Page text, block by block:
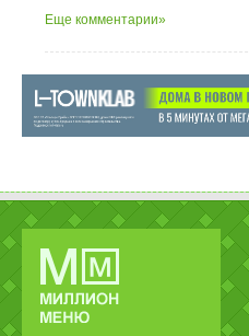
Еще комментарии»